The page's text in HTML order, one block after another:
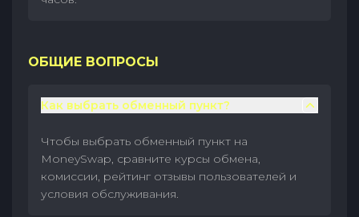
ОБЩИЕ ВОПРОСЫ
Как выбрать обменный пункт?
Чтобы выбрать обменный пункт на
MoneySwap, сравните курсы обмена,
комиссии, рейтинг отзывы пользователей и
условия обслуживания.